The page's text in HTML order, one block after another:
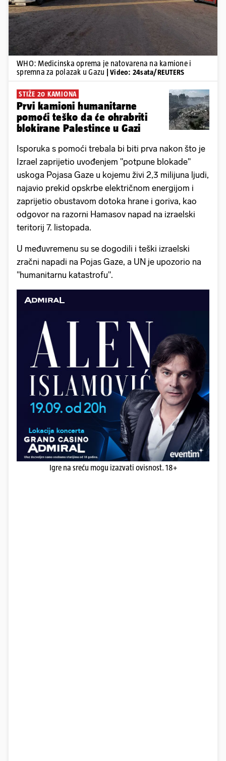
WHO: Medicinska oprema je natovarena na kamione i
spremna za polazak u Gazu
| Video: 24sata/REUTERS
STIŽE 20 KAMIONA
Prvi kamioni humanitarne
pomoći teško da će ohrabriti
blokirane Palestince u Gazi
Isporuka s pomoći trebala bi biti prva nakon što je
Izrael zaprijetio uvođenjem "potpune blokade"
uskoga Pojasa Gaze u kojemu živi 2,3 milijuna ljudi,
najavio prekid opskrbe električnom energijom i
zaprijetio obustavom dotoka hrane i goriva, kao
odgovor na razorni Hamasov napad na izraelski
teritorij 7. listopada.
U međuvremenu su se dogodili i teški izraelski
zračni napadi na Pojas Gaze, a UN je upozorio na
"humanitarnu katastrofu".
Igre na sreću mogu izazvati ovisnost. 18+